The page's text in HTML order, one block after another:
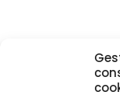
CONTACTO Y
Parque
Plaza Julio